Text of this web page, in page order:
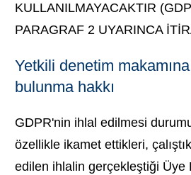
KULLANILMAYACAKTIR
PARAGRAF 2 UYARINCA
Yetkili denetim
bulunma hakkı
GDPR'nin ihlal edilmesi
özellikle ikamet ettikleri,
edilen ihlalin gerçekleştiği Üye